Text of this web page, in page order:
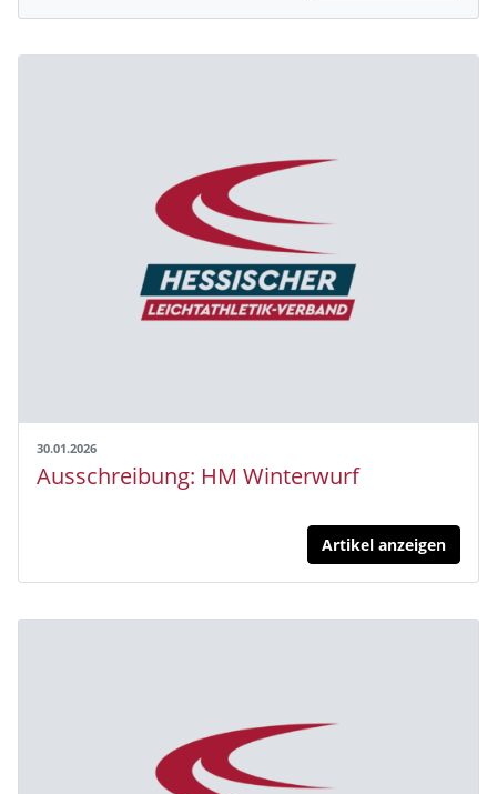
30.01.2026
Ausschreibung: HM Winterwurf
Artikel anzeigen